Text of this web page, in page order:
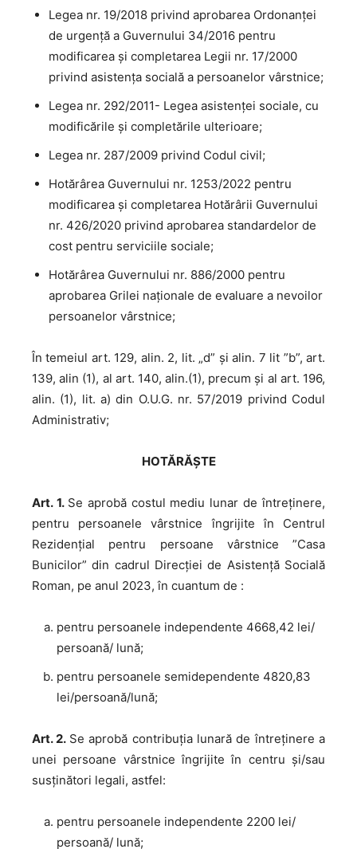
Legea nr. 19/2018 privind aprobarea Ordonanței
de urgență a Guvernului 34/2016 pentru
modificarea și completarea Legii nr. 17/2000
privind asistența socială a persoanelor vârstnice;
Legea nr. 292/2011- Legea asistenței sociale, cu
modificările şi completările ulterioare;
Legea nr. 287/2009 privind Codul civil;
Hotărârea Guvernului nr. 1253/2022 pentru
modificarea și completarea Hotărârii Guvernului
nr. 426/2020 privind aprobarea standardelor de
cost pentru serviciile sociale;
Hotărârea Guvernului nr. 886/2000 pentru
aprobarea Grilei naționale de evaluare a nevoilor
persoanelor vârstnice;
În temeiul art. 129, alin. 2, lit. „d” și alin. 7 lit ”b”, art.
139, alin (1), al art. 140, alin.(1), precum și al art. 196,
alin. (1), lit. a) din O.U.G. nr. 57/2019 privind Codul
Administrativ;
HOTĂRĂȘTE
Art. 1. Se aprobă costul mediu lunar de întreținere,
pentru persoanele vârstnice îngrijite în Centrul
Rezidențial pentru persoane vârstnice ”Casa
Bunicilor” din cadrul Direcției de Asistență Socială
Roman, pe anul 2023, în cuantum de :
pentru persoanele independente 4668,42 lei/
persoană/ lună;
pentru persoanele semidependente 4820,83
lei/persoană/lună;
Art. 2. Se aprobă contribuția lunară de întreținere a
unei persoane vârstnice îngrijite în centru și/sau
susținători legali, astfel:
pentru persoanele independente 2200 lei/
persoană/ lună;